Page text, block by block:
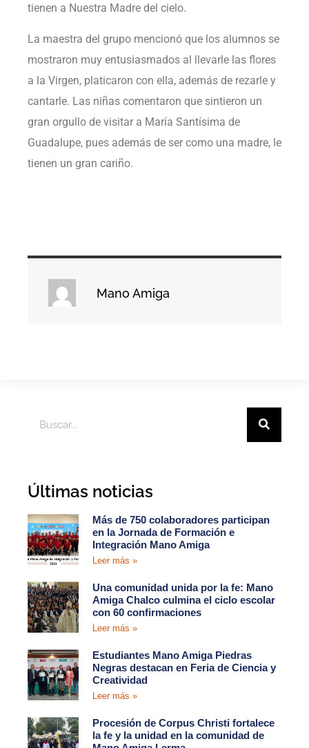
tienen a Nuestra Madre del cielo.
La maestra del grupo mencionó que los alumnos se
mostraron muy entusiasmados al llevarle las flores
a la Virgen, platicaron con ella, además de rezarle y
cantarle. Las niñas comentaron que sintieron un
gran orgullo de visitar a María Santísima de
Guadalupe, pues además de ser como una madre, le
tienen un gran cariño.
Mano Amiga
Últimas noticias
Más de 750 colaboradores participan
en la Jornada de Formación e
Integración Mano Amiga
Leer más »
Una comunidad unida por la fe: Mano
Amiga Chalco culmina el ciclo escolar
con 60 confirmaciones
Leer más »
Estudiantes Mano Amiga Piedras
Negras destacan en Feria de Ciencia y
Creatividad
Leer más »
Procesión de Corpus Christi fortalece
la fe y la unidad en la comunidad de